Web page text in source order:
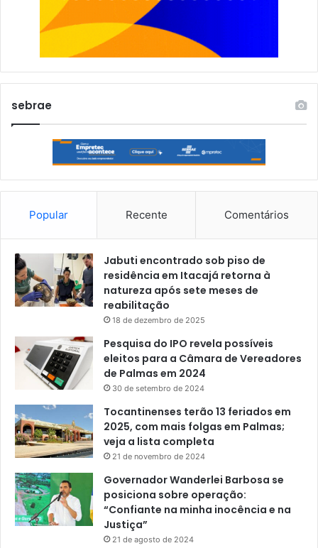
sebrae
Popular Recente Comentários
Jabuti encontrado sob piso de
residência em Itacajá retorna à
natureza após sete meses de
reabilitação
18 de dezembro de 2025
Pesquisa do IPO revela possíveis
eleitos para a Câmara de Vereadores
de Palmas em 2024
30 de setembro de 2024
Tocantinenses terão 13 feriados em
2025, com mais folgas em Palmas;
veja a lista completa
21 de novembro de 2024
Governador Wanderlei Barbosa se
posiciona sobre operação:
“Confiante na minha inocência e na
Justiça”
21 de agosto de 2024